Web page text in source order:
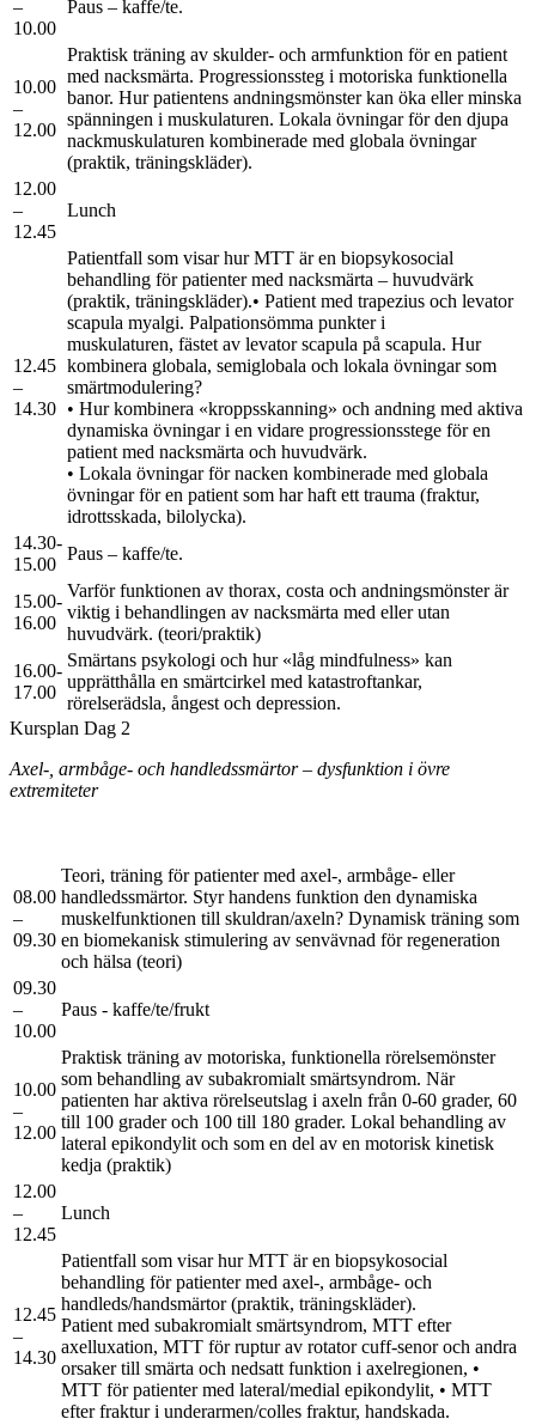
–
10.00
Paus – kaffe/te.
10.00
–
12.00
Praktisk träning av skulder- och armfunktion för en patient
med nacksmärta. Progressionssteg i motoriska funktionella
banor. Hur patientens andningsmönster kan öka eller minska
spänningen i muskulaturen. Lokala övningar för den djupa
nackmuskulaturen kombinerade med globala övningar
(praktik, träningskläder).
12.00
–
12.45
Lunch
12.45
–
14.30
Patientfall som visar hur MTT är en biopsykosocial
behandling för patienter med nacksmärta – huvudvärk
(praktik, träningskläder).• Patient med trapezius och levator
scapula myalgi. Palpationsömma punkter i
muskulaturen, fästet av levator scapula på scapula. Hur
kombinera globala, semiglobala och lokala övningar som
smärtmodulering?
• Hur kombinera «kroppsskanning» och andning med aktiva
dynamiska övningar i en vidare progressionsstege för en
patient med nacksmärta och huvudvärk.
• Lokala övningar för nacken kombinerade med globala
övningar för en patient som har haft ett trauma (fraktur,
idrottsskada, bilolycka).
14.30-
15.00
Paus – kaffe/te.
15.00-
16.00
Varför funktionen av thorax, costa och andningsmönster är
viktig i behandlingen av nacksmärta med eller utan
huvudvärk. (teori/praktik)
16.00-
17.00
Smärtans psykologi och hur «låg mindfulness» kan
upprätthålla en smärtcirkel med katastroftankar,
rörelserädsla, ångest och depression.
Kursplan Dag 2
Axel-, armbåge- och handledssmärtor – dysfunktion i övre
extremiteter
08.00
–
09.30
Teori, träning för patienter med axel-, armbåge- eller
handledssmärtor. Styr handens funktion den dynamiska
muskelfunktionen till skuldran/axeln? Dynamisk träning som
en biomekanisk stimulering av senvävnad för regeneration
och hälsa (teori)
09.30
–
10.00
Paus - kaffe/te/frukt
10.00
–
12.00
Praktisk träning av motoriska, funktionella rörelsemönster
som behandling av subakromialt smärtsyndrom. När
patienten har aktiva rörelseutslag i axeln från 0-60 grader, 60
till 100 grader och 100 till 180 grader. Lokal behandling av
lateral epikondylit och som en del av en motorisk kinetisk
kedja (praktik)
12.00
–
12.45
Lunch
12.45
–
14.30
Patientfall som visar hur MTT är en biopsykosocial
behandling för patienter med axel-, armbåge- och
handleds/handsmärtor (praktik, träningskläder).
Patient med subakromialt smärtsyndrom, MTT efter
axelluxation, MTT för ruptur av rotator cuff-senor och andra
orsaker till smärta och nedsatt funktion i axelregionen, •
MTT för patienter med lateral/medial epikondylit, • MTT
efter fraktur i underarmen/colles fraktur, handskada.